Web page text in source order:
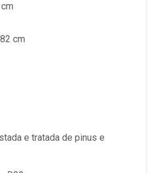
cm
e tratada de pinus e